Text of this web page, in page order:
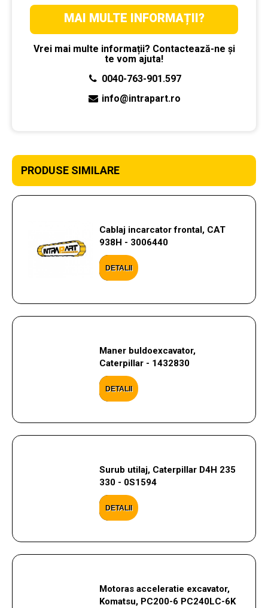
MAI MULTE INFORMAȚII?
Vrei mai multe informații? Contactează-ne și
te vom ajuta!
0040-763-901.597
info@intrapart.ro
PRODUSE SIMILARE
Cablaj incarcator frontal, CAT
938H - 3006440
DETALII
Maner buldoexcavator,
Caterpillar - 1432830
DETALII
Surub utilaj, Caterpillar D4H 235
330 - 0S1594
DETALII
Motoras acceleratie excavator,
Komatsu, PC200-6 PC240LC-6K